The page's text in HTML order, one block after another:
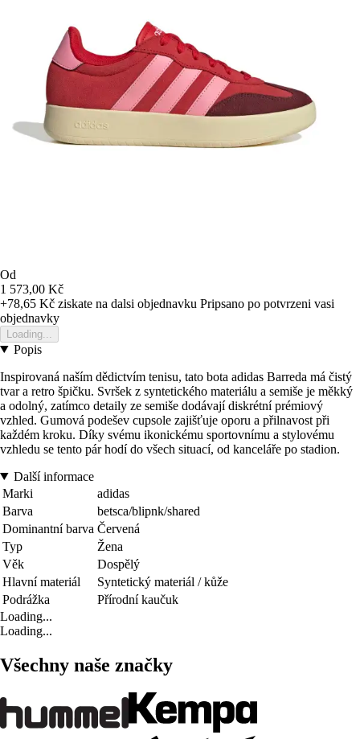
Od
1 573,00 Kč
+78,65 Kč ziskate na dalsi objednavku Pripsano po potvrzeni vasi
objednavky
Loading...
Popis
Inspirovaná naším dědictvím tenisu, tato bota adidas Barreda má čistý
tvar a retro špičku. Svršek z syntetického materiálu a semiše je měkký
a odolný, zatímco detaily ze semiše dodávají diskrétní prémiový
vzhled. Gumová podešev cupsole zajišťuje oporu a přilnavost při
každém kroku. Díky svému ikonickému sportovnímu a stylovému
vzhledu se tento pár hodí do všech situací, od kanceláře po stadion.
Další informace
Marki
adidas
Barva
betsca/blipnk/shared
Dominantní barva Červená
Typ
Žena
Věk
Dospělý
Hlavní materiál
Syntetický materiál / kůže
Podrážka
Přírodní kaučuk
Loading...
Loading...
Všechny naše značky